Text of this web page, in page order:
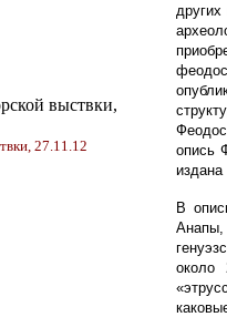
27.11.12
опись
В
Анапы,
около